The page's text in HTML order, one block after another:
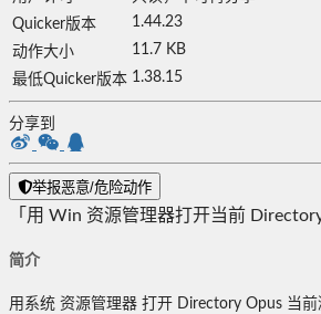
Quicker版本
1.44.23
动作大小
11.7 KB
最低Quicker版本 1.38.15
分享到
举报恶意/危险动作
「用 Win 资源管理器打开当前
简介
用系统 资源管理器 打开 Directory Opus 当